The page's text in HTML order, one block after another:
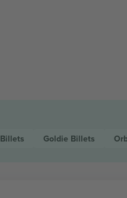
Billets Goldie Billets